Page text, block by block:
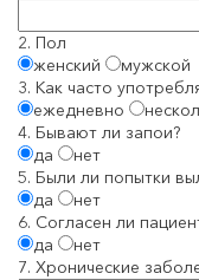
2. Пол
женский
мужской
3. Как часто
ежедневно
4. Бывают ли запои?
да
нет
5. Были ли попытки
да
нет
6. Согласен ли
да
нет
7. Хронические